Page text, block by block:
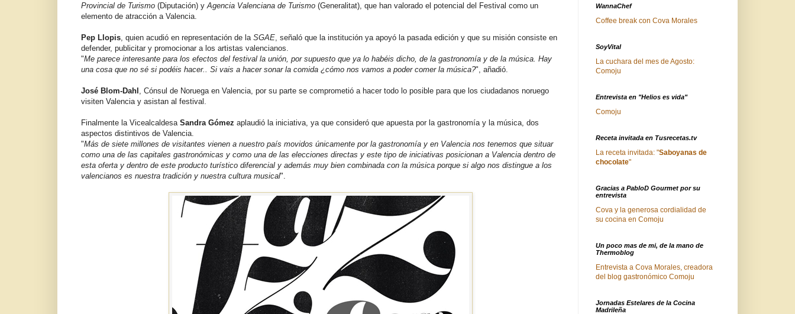
Provincial de ​Turismo (Diputación) y Agencia Valenciana de Turismo (Generalitat), que han valorado el potencial del Festival como un
elemento de atracción a Valencia.
Pep Llopis , quien acudió en representación de la SGAE , señaló que la institución ya apoyó la pasada edición y que su misión consiste en
defender, publicitar y promocionar a los artistas valencianos.
"Me parece interesante para los efectos del festival la unión, por supuesto que ya lo habéis dicho, de la gastronomía y de la música. Hay
una cosa que no sé si podéis hacer.. Si vais a hacer sonar la comida ¿cómo nos vamos a poder comer la música?", añadió.
José Blom-Dahl , Cónsul de Noruega en Valencia, por su parte se comprometió a hacer todo lo posible para que los ciudadanos noruego
visiten Valencia y asistan al festival.
Finalmente la Vicealcaldesa Sandra Gómez aplaudió la iniciativa, ya que consideró que apuesta por la gastronomía y la música, dos
aspectos distintivos de Valencia.
"Más de siete millones de visitantes vienen a nuestro país movidos únicamente por la gastronomía y en Valencia nos tenemos que situar
como una de las capitales gastronómicas y como una de las elecciones directas y este tipo de iniciativas posicionan a Valencia dentro de
esta oferta y dentro de este producto turístico diferencial y además muy bien combinada con la música porque si algo nos distingue a los
valencianos es nuestra tradición y nuestra cultura musical".
WannaChef
Coffee break con Cova Morales
SoyVital
La cuchara del mes de Agosto:
Comoju
Entrevista en "Helios es vida"
Comoju
Receta invitada en Tusrecetas.tv
La receta invitada: "Saboyanas de
chocolate"
Gracias a PabloD Gourmet por su
entrevista
Cova y la generosa cordialidad de
su cocina en Comoju
Un poco mas de mi, de la mano de
Thermoblog
Entrevista a Cova Morales, creadora
del blog gastronómico Comoju
Jornadas Estelares de la Cocina
Madrileña